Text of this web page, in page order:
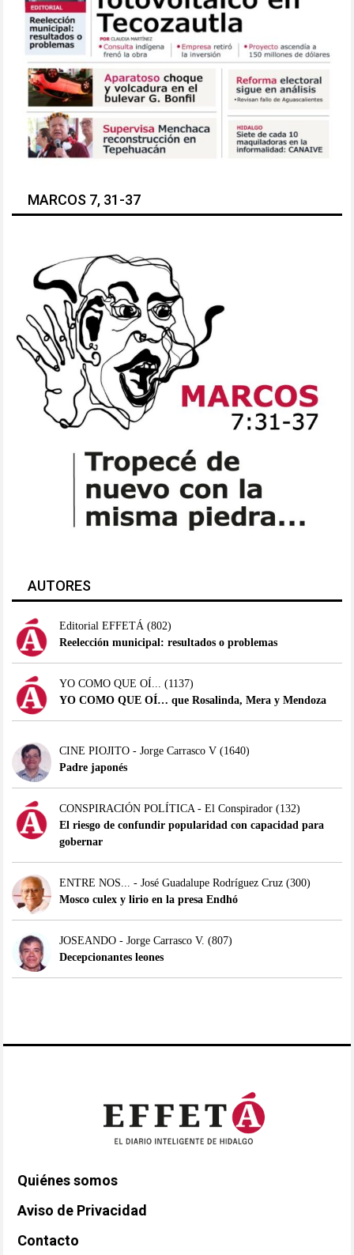
MARCOS 7, 31-37
AUTORES
Editorial EFFETÁ(802)
Reelección municipal: resultados o problemas
YO COMO QUE OÍ... (1137)
YO COMO QUE OÍ… que Rosalinda, Mera y Mendoza
CINE PIOJITO - Jorge Carrasco V(1640)
Padre japonés
CONSPIRACIÓN POLÍTICA - El Conspirador(132)
El riesgo de confundir popularidad con capacidad para
gobernar
ENTRE NOS... - José Guadalupe Rodríguez Cruz(300)
Mosco culex y lirio en la presa Endhó
JOSEANDO - Jorge Carrasco V. (807)
Decepcionantes leones
Quiénes somos
Aviso de Privacidad
Contacto